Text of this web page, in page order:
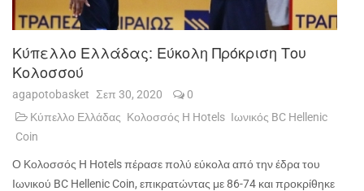
Κύπελλο Ελλάδας: Εύκολη Πρόκριση Του
Κολοσσού
agapotobasket Σεπ 30, 2020
0
Κύπελλο Ελλάδας Κολοσσός H Hotels Ιωνικός BC Hellenic
Coin
Ο Κολοσσός H Hotelsπέρασε πολύ εύκολα από την έδρα του
Ιωνικού BC HellenicCoin, επικρατώντας με 86-74 και προκρίθηκε